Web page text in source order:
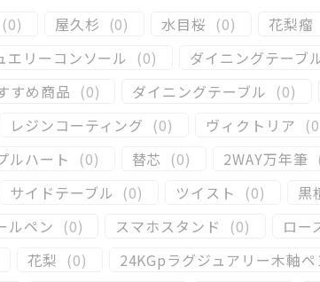
(0) 屋久杉 (0) 水目桜 (0) 花梨瘤
エリーコンソール (0) ダイニングテーブ
すめ商品 (0) ダイニングテーブル (0)
レジンコーティング (0) ヴィクトリア (0
ルハート (0) 替芯 (0) 2WAY万年筆
サイドテーブル (0) ツイスト (0) 黒
ルペン (0) スマホスタンド (0) ロー
花梨 (0) 24KGpラグジュアリー木軸ペ